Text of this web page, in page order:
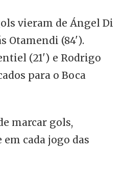
vieram de Ángel Di
Otamendi (84').
(21') e Rodrigo
para o Boca
marcar gols,
cada jogo das